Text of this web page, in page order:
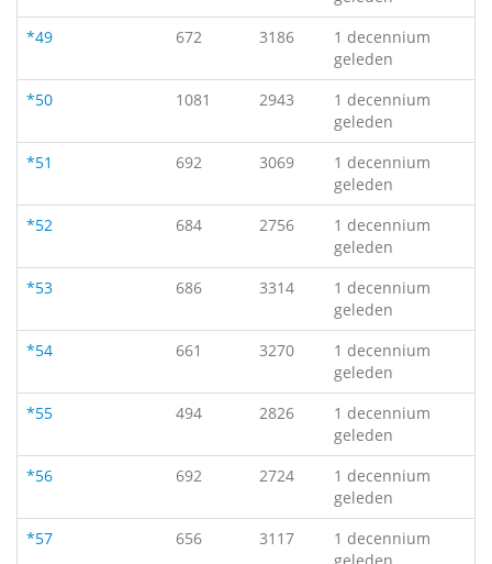
*49
672 3186
1 decennium
geleden
*50
1081 2943
1 decennium
geleden
*51
692 3069
1 decennium
geleden
*52
684 2756
1 decennium
geleden
*53
686 3314
1 decennium
geleden
*54
661 3270
1 decennium
geleden
*55
494 2826
1 decennium
geleden
*56
692 2724
1 decennium
geleden
*57
656 3117
1 decennium